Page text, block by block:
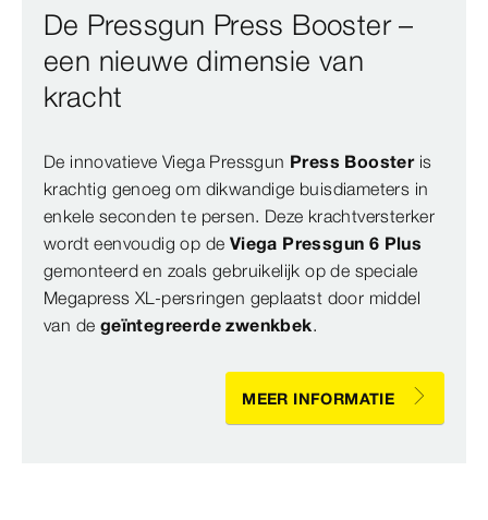
De Pressgun Press Booster –
een nieuwe dimensie van
kracht
De innovatieve Viega Pressgun Press Boosteris
krachtig genoeg om dikwandige buisdiameters in
enkele seconden te persen. Deze krachtversterker
wordt eenvoudig op de Viega Pressgun 6 Plus
gemonteerd en zoals gebruikelijk op de speciale
Megapress XL-persringen geplaatst door middel
van de geïntegreerde zwenkbek.
MEER INFORMATIE